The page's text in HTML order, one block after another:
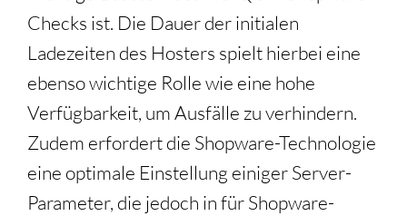
Checks ist. Die Dauer der initialen
Ladezeiten des Hosters spielt hierbei eine
ebenso wichtige Rolle wie eine hohe
Verfügbarkeit, um Ausfälle zu verhindern.
Zudem erfordert die Shopware-Technologie
eine optimale Einstellung einiger Server-
Parameter, die jedoch in für Shopware-